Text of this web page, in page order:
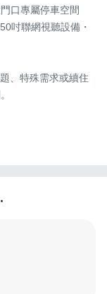
口專屬停車空間
吋聯網視聽設備・
、特殊需求或續住